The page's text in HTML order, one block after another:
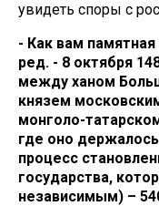
увидеть споры с
- Как вам
ред. - 8 октября
между ханом
князем
монголо-
где оно
процесс
государства,
независимым) –